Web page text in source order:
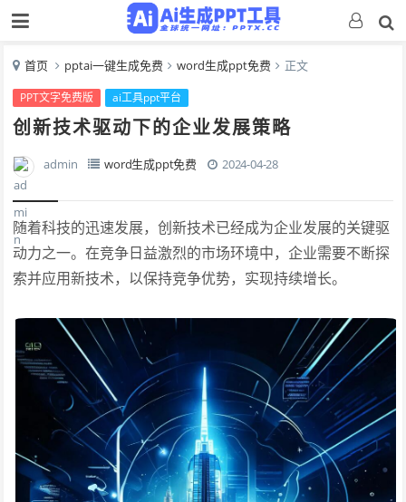
首页 pptai一键生成免费 word生成ppt免费 正文
PPT文字免费版 ai工具ppt平台
创新技术驱动下的企业发展策略
admin word生成ppt免费 2024-04-28
随着科技的迅速发展，创新技术已经成为企业发展的关键驱
动力之一。在竞争日益激烈的市场环境中，企业需要不断探
索并应用新技术，以保持竞争优势，实现持续增长。